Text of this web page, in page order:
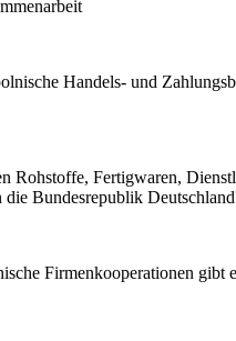
Handels- und
Rohstoffe, Fertigwaren,
Bundesrepublik
Firmenkooperationen gibt